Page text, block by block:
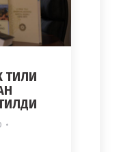
ТИЛИ